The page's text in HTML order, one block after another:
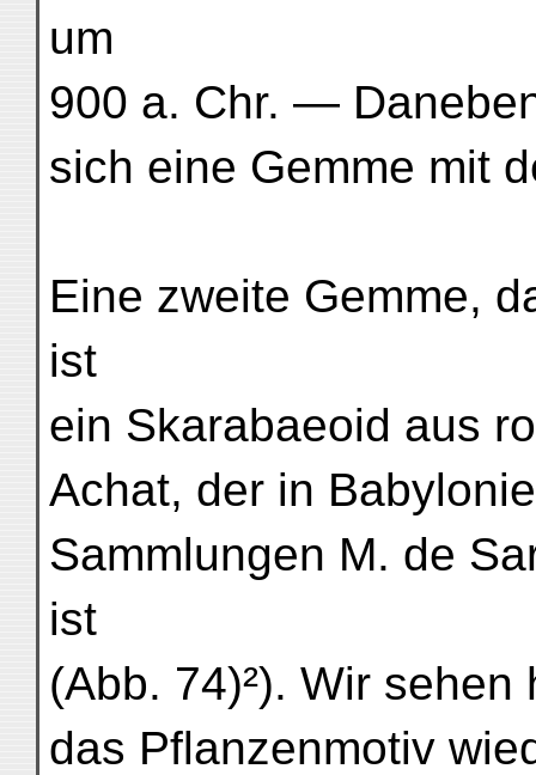
um
900 a. Chr. —
Eine zweite Gemme,
ist
ein Skarabaeoid aus
Achat, der in
Sammlungen M. de
ist
(Abb. 74)²). Wir sehen
das Pflanzenmotiv